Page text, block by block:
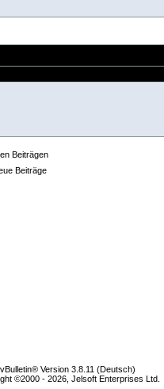
Beiträgen
Beiträge
vBulletin® Version 3.8.11 (Deutsch)
©2000 - 2026, Jelsoft Enterprises Ltd.